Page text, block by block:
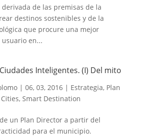
de las premisas de la
destinos sostenibles y de la
que procure una mejor
en...
Inteligentes. (I) Del mito
| 06, 03, 2016| Estrategia, Plan
, Smart Destination
un Plan Director a partir del
para el municipio.